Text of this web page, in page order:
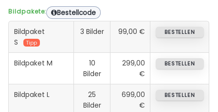
Bildpakete: Bestellcode
Bildpaket
S
Tipp
3 Bilder 99,00 € BESTELLEN
Bildpaket M
10
Bilder
299,00
€
BESTELLEN
Bildpaket L
25
Bilder
699,00
€
BESTELLEN